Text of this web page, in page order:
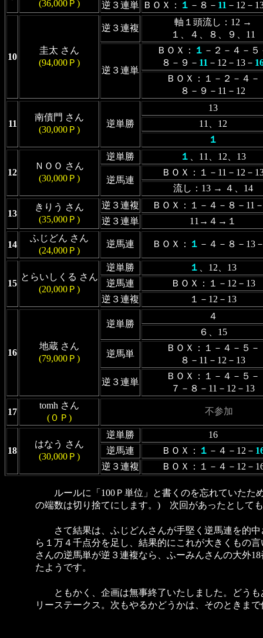
(36,000Ｐ) 逆３連単 ＢＯＸ： １ －８－ 11 －12－
10
圭太 さん
(94,000Ｐ)
逆３連複
軸１頭流し：12 →
１、４、８、９、11
逆３連単
ＢＯＸ： １ －２－４－５
８－９－ 11 －12－13－
ＢＯＸ：１－２－４－
８－９－11－12
11
南債門 さん
(30,000Ｐ)
逆単勝
13
11、12
１
12
ＮＯＯ さん
(30,000Ｐ)
逆単勝 １ 、11、12、13
逆馬連
ＢＯＸ：１－11－12－
流し：13 → ４、14
13
きりう さん
(35,000Ｐ)
逆３連複
ＢＯＸ：１－４－８－11
逆３連単
11→４→１
14
ふじどん さん
(24,000Ｐ)
逆馬連 ＢＯＸ： １ －４－８－13
15
とらいしくる さん
(20,000Ｐ)
逆単勝 １ 、12、13
逆馬連
ＢＯＸ：１－12－13
逆３連複
１－12－13
16
地蔵 さん
(79,000Ｐ)
逆単勝
４
６、15
逆馬単
ＢＯＸ：１－４－５－
８－11－12－13
逆３連単
ＢＯＸ：１－４－５－
７－８－11－12－13
17
tomh さん
(０Ｐ)
不参加
18
はなう さん
(30,000Ｐ)
逆単勝
16
逆馬連
ＢＯＸ： １ －４－12－
逆３連複
ＢＯＸ：１－４－12－
ルールに「100Ｐ単位」と書くのを忘れていたた
の端数は切り捨てにします。) 次回があったとして
さて結果は、ふじどんさんが手堅く逆馬連を的中
ら１万４千点分を足し、結果的にこれが大きくもの
さんの逆馬単が逆３連複なら、ふーみんさんの大外
たようです。
ともかく、企画は無事終了いたしました。どうも
リーステークス。次もやるかどうかは、そのときま